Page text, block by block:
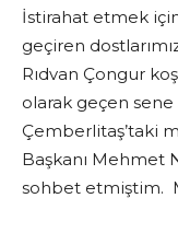
İstirahat etmek
geçiren
Rıdvan Çongur
olarak geçen sene
Çemberlitaş’taki
Başkanı Mehmet
sohbet etmiştim.